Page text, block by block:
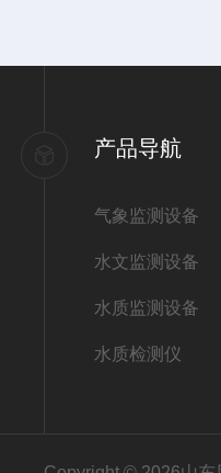
产品导航
气象监测设备
水文监测设备
水质监测设备
水质检测仪